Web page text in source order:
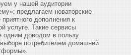
у нашей аудитории
предлагаем новаторские
дополнения к
услуге. Такие сервисы
одним доводом в пользу
потребителем домашней